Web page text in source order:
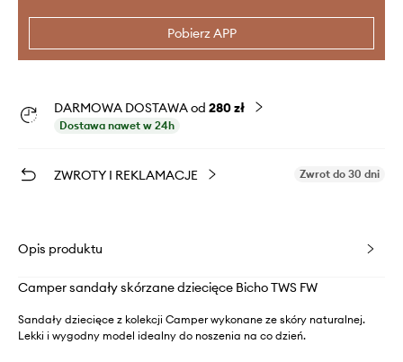
Pobierz APP
DARMOWA DOSTAWA od 280 zł
Dostawa nawet w 24h
ZWROTY I REKLAMACJE Zwrot do 30 dni
Opis produktu
Camper sandały skórzane dziecięce Bicho TWS FW
Sandały dziecięce z kolekcji Camper wykonane ze skóry naturalnej.
Lekki i wygodny model idealny do noszenia na co dzień.